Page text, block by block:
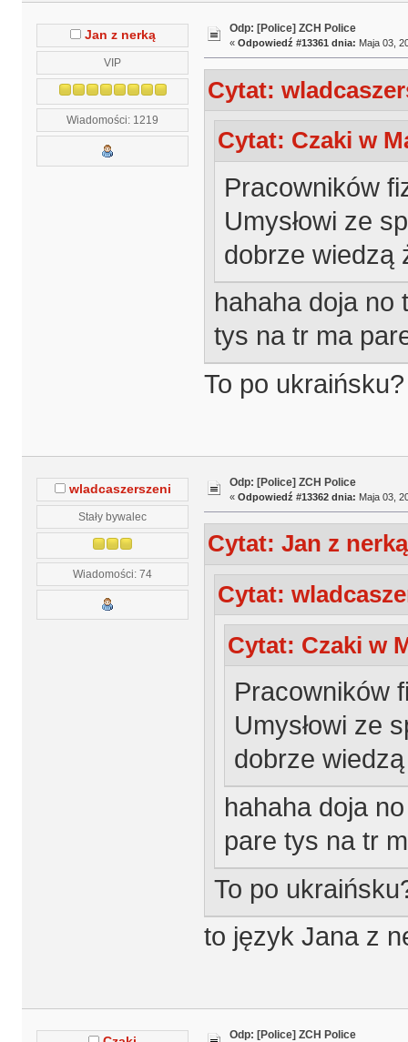
Jan z nerką
VIP
Wiadomości: 1219
Odp: [Police] ZCH Police
« Odpowiedź #13361 dnia: Maja 03,
Cytat:
Cytat: Czaki w
Pracowników
Umysłowi ze
dobrze wiedzą
hahaha doja no
tys na tr ma
To po
wladcaszerszeni
Stały bywalec
Wiadomości: 74
Odp: [Police] ZCH Police
« Odpowiedź #13362 dnia: Maja 03,
Cytat: Jan z
Cytat:
Cytat: Czaki w
Pracowników
Umysłowi ze
dobrze wiedzą
hahaha doja
pare tys na tr
To po
to język Jana z
Odp: [Police] ZCH Police